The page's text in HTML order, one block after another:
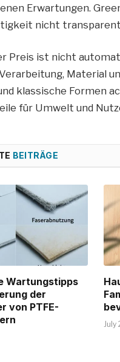
Erwartungen.
nicht
Preis ist nicht
Material
klassische Formen
für Umwelt und
BEITRÄGE
Wartungstipps
der
von PTFE-
July